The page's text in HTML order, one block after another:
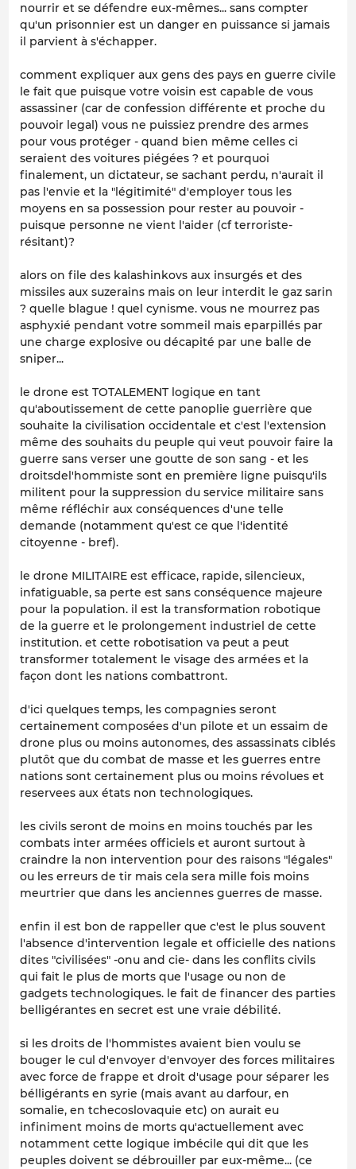
nourrir et se défendre eux-mêmes... sans compter
qu'un prisonnier est un danger en puissance si jamais
il parvient à s'échapper.
comment expliquer aux gens des pays en guerre civile
le fait que puisque votre voisin est capable de vous
assassiner (car de confession différente et proche du
pouvoir legal) vous ne puissiez prendre des armes
pour vous protéger - quand bien même celles ci
seraient des voitures piégées ? et pourquoi
finalement, un dictateur, se sachant perdu, n'aurait il
pas l'envie et la "légitimité" d'employer tous les
moyens en sa possession pour rester au pouvoir -
puisque personne ne vient l'aider (cf terroriste-
résitant)?
alors on file des kalashinkovs aux insurgés et des
missiles aux suzerains mais on leur interdit le gaz sarin
? quelle blague ! quel cynisme. vous ne mourrez pas
asphyxié pendant votre sommeil mais eparpillés par
une charge explosive ou décapité par une balle de
sniper...
le drone est TOTALEMENT logique en tant
qu'aboutissement de cette panoplie guerrière que
souhaite la civilisation occidentale et c'est l'extension
même des souhaits du peuple qui veut pouvoir faire la
guerre sans verser une goutte de son sang - et les
droitsdel'hommiste sont en première ligne puisqu'ils
militent pour la suppression du service militaire sans
même réfléchir aux conséquences d'une telle
demande (notamment qu'est ce que l'identité
citoyenne - bref).
le drone MILITAIRE est efficace, rapide, silencieux,
infatiguable, sa perte est sans conséquence majeure
pour la population. il est la transformation robotique
de la guerre et le prolongement industriel de cette
institution. et cette robotisation va peut a peut
transformer totalement le visage des armées et la
façon dont les nations combattront.
d'ici quelques temps, les compagnies seront
certainement composées d'un pilote et un essaim de
drone plus ou moins autonomes, des assassinats ciblés
plutôt que du combat de masse et les guerres entre
nations sont certainement plus ou moins révolues et
reservees aux états non technologiques.
les civils seront de moins en moins touchés par les
combats inter armées officiels et auront surtout à
craindre la non intervention pour des raisons "légales"
ou les erreurs de tir mais cela sera mille fois moins
meurtrier que dans les anciennes guerres de masse.
enfin il est bon de rappeller que c'est le plus souvent
l'absence d'intervention legale et officielle des nations
dites "civilisées" -onu and cie- dans les conflits civils
qui fait le plus de morts que l'usage ou non de
gadgets technologiques. le fait de financer des parties
belligérantes en secret est une vraie débilité.
si les droits de l'hommistes avaient bien voulu se
bouger le cul d'envoyer d'envoyer des forces militaires
avec force de frappe et droit d'usage pour séparer les
bélligérants en syrie (mais avant au darfour, en
somalie, en tchecoslovaquie etc) on aurait eu
infiniment moins de morts qu'actuellement avec
notamment cette logique imbécile qui dit que les
peuples doivent se débrouiller par eux-même... (ce